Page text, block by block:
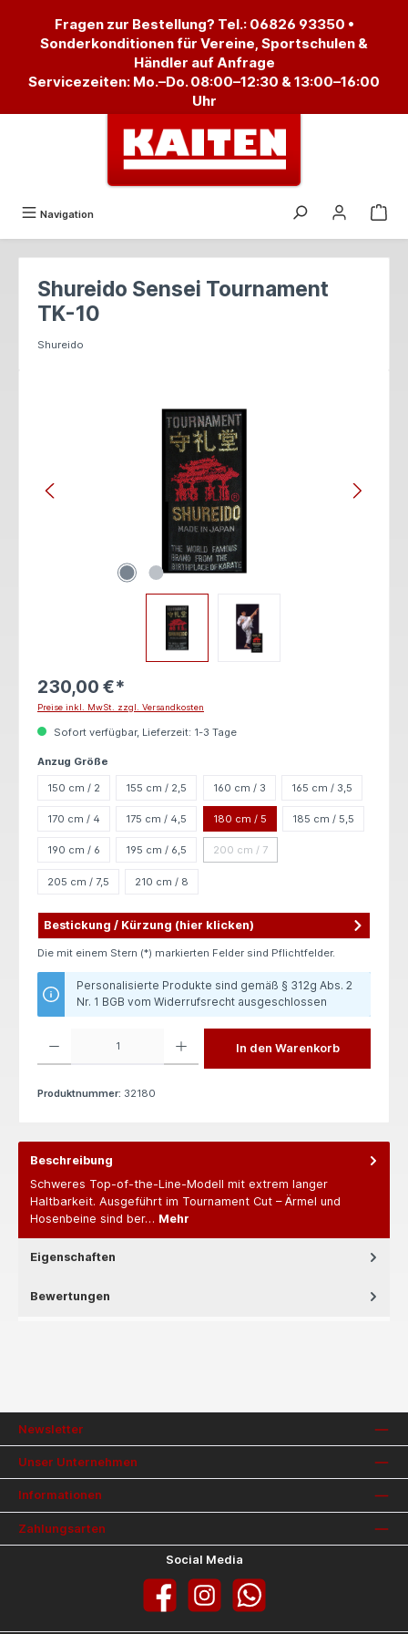
Fragen zur Bestellung? Tel.: 06826 93350 •
Sonderkonditionen für Vereine, Sportschulen &
Händler auf Anfrage
Servicezeiten: Mo.–Do. 08:00–12:30 & 13:00–16:00
Uhr
Navigation
Shureido Sensei Tournament
TK-10
Shureido
230,00 €*
Preise inkl. MwSt. zzgl. Versandkosten
Sofort verfügbar, Lieferzeit: 1-3 Tage
Anzug Größe
150 cm / 2 155 cm / 2,5 160 cm / 3 165 cm / 3,5
170 cm / 4 175 cm / 4,5 180 cm / 5 185 cm / 5,5
190 cm / 6 195 cm / 6,5 200 cm / 7
(Diese Option ist zurzeit nicht
205 cm / 7,5 210 cm / 8
Bestickung / Kürzung (hier klicken)
Die mit einem Stern (*) markierten Felder sind Pflichtfelder.
Personalisierte Produkte sind gemäß § 312g Abs. 2
Nr. 1 BGB vom Widerrufsrecht ausgeschlossen
In den Warenkorb
Produktnummer: 32180
Beschreibung
Schweres Top-of-the-Line-Modell mit extrem langer
Haltbarkeit. Ausgeführt im Tournament Cut – Ärmel und
Hosenbeine sind ber… Mehr
Eigenschaften
Bewertungen
Newsletter
Unser Unternehmen
Informationen
Zahlungsarten
Social Media
Facebook InstagramWhatsApp